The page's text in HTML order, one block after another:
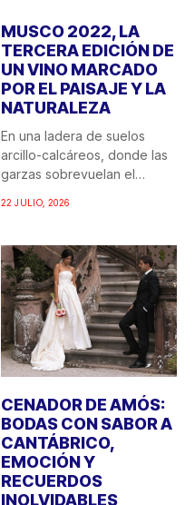
MUSCO 2022, LA
TERCERA EDICIÓN DE
UN VINO MARCADO
POR EL PAISAJE Y LA
NATURALEZA
En una ladera de suelos
arcillo-calcáreos, donde las
garzas sobrevuelan el
22 JULIO, 2026
CENADOR DE AMÓS:
BODAS CON SABOR A
CANTÁBRICO,
EMOCIÓN Y
RECUERDOS
INOLVIDABLES